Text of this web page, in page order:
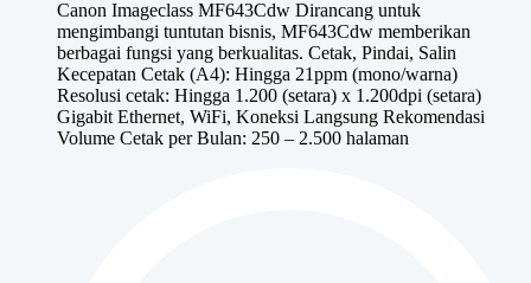
adalah:
Rp11,000,000.
ini
adalah:
Rp9,500,000.
Canon Imageclass MF643Cdw Dirancang untuk
mengimbangi tuntutan bisnis, MF643Cdw memberikan
berbagai fungsi yang berkualitas. Cetak, Pindai, Salin
Kecepatan Cetak (A4): Hingga 21ppm (mono/warna)
Resolusi cetak: Hingga 1.200 (setara) x 1.200dpi (setara)
Gigabit Ethernet, WiFi, Koneksi Langsung Rekomendasi
Volume Cetak per Bulan: 250 – 2.500 halaman